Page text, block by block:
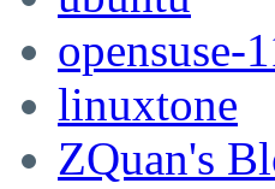
opensuse-
linuxtone
ZQuan's